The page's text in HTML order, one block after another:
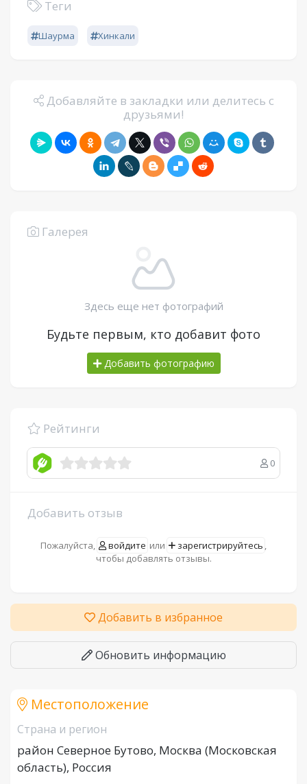
Теги
Шаурма Хинкали
Добавляйте в закладки или делитесь с
друзьями!
Галерея
Здесь еще нет фотографий
Будьте первым, кто добавит фото
Добавить фотографию
Рейтинги
0
Добавить отзыв
Пожалуйста, войдите или зарегистрируйтесь ,
чтобы добавлять отзывы.
Добавить в избранное
Обновить информацию
Местоположение
Страна и регион
район Северное Бутово, Москва (Московская
область), Россия